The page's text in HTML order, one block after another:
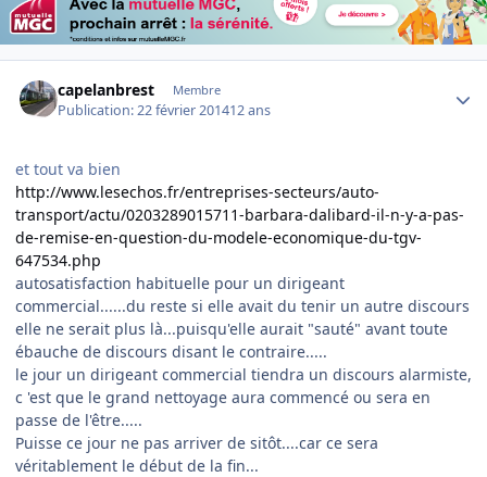
capelanbrest Membre
Publication:22 février 201412 ans
et tout va bien
http://www.lesechos.fr/entreprises-secteurs/auto-
transport/actu/0203289015711-barbara-dalibard-il-n-y-a-pas-
de-remise-en-question-du-modele-economique-du-tgv-
647534.php
autosatisfaction habituelle pour un dirigeant
commercial......du reste si elle avait du tenir un autre discours
elle ne serait plus là...puisqu'elle aurait "sauté" avant toute
ébauche de discours disant le contraire.....
le jour un dirigeant commercial tiendra un discours alarmiste,
c 'est que le grand nettoyage aura commencé ou sera en
passe de l'être.....
Puisse ce jour ne pas arriver de sitôt....car ce sera
véritablement le début de la fin...